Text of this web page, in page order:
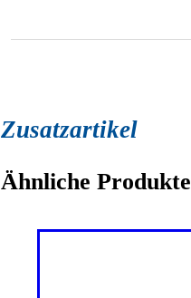
Zusatzartikel
Ähnliche Produkte